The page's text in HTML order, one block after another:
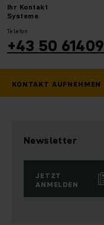
Ihr Kontakt
Systeme
Telefon
+43 50 61409
KONTAKT AUFNEHMEN
Newsletter
JETZT
ANMELDEN